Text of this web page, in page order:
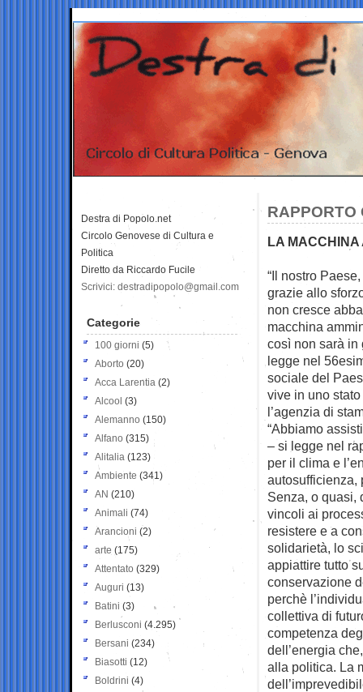
RAPPORTO
LA MACCHINA
“Il nostro
grazie allo
non cresce
macchina
così non sarà in
legge nel
sociale del
vive in uno
l’agenzia di
“Abbiamo
– si legge nel
per il clima e
autosufficienza,
Senza, o quasi,
vincoli ai
resistere e a
solidarietà, lo
appiattire tutto
conservazione
perchè
collettiva di
competenza
dell’energia
alla politica. La
Destra di Popolo.net
Circolo Genovese di Cultura e
Politica
Diretto da Riccardo Fucile
Scrivici: destradipopolo@gmail.com
Categorie
100 giorni (5)
Aborto (20)
Acca Larentia (2)
Alcool (3)
Alemanno (150)
Alfano (315)
Alitalia (123)
Ambiente (341)
AN (210)
Animali (74)
Arancioni (2)
arte (175)
Attentato (329)
Auguri (13)
Batini (3)
Berlusconi (4.295)
Bersani (234)
Biasotti (12)
Boldrini (4)